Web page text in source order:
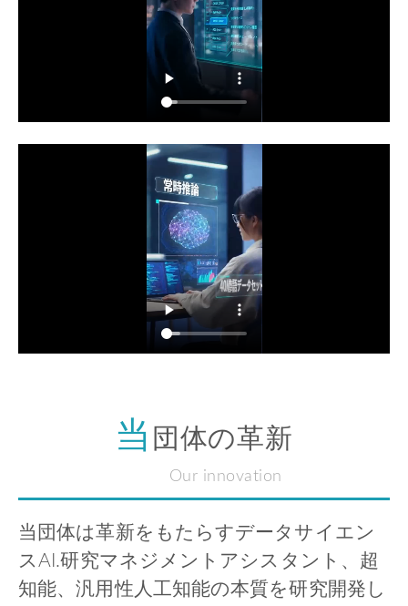
当 団体の革新
Our innovation
当団体は革新をもたらすデータサイエン
スAI.研究マネジメントアシスタント、超
知能、汎用性人工知能の本質を研究開発し